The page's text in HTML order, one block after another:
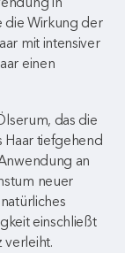
die Wirkung der
mit intensiver
einen
das die
Haar tiefgehend
an
neuer
einschließt
verleiht.